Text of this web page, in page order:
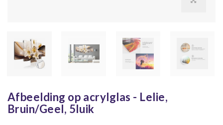
Afbeelding op acrylglas - Lelie,
Bruin/Geel, 5luik